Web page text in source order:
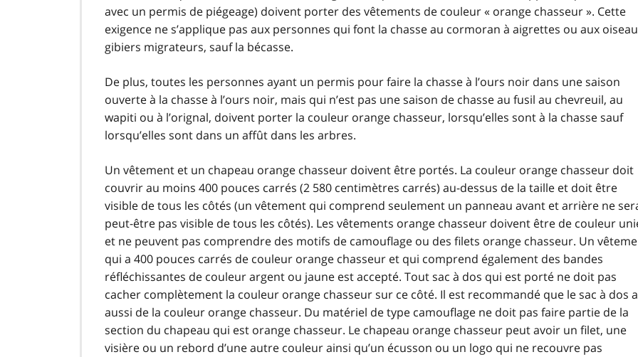
avec un permis de piégeage) doivent porter des vêtements de couleur « orange chasseur ». Cette
exigence ne s’applique pas aux personnes qui font la chasse au cormoran à aigrettes ou aux
gibiers migrateurs, sauf la bécasse.
De plus, toutes les personnes ayant un permis pour faire la chasse à l’ours noir dans une saison
ouverte à la chasse à l’ours noir, mais qui n’est pas une saison de chasse au fusil au chevreuil, au
wapiti ou à l’orignal, doivent porter la couleur orange chasseur, lorsqu’elles sont à la chasse sauf
lorsqu’elles sont dans un affût dans les arbres.
Un vêtement et un chapeau orange chasseur doivent être portés. La couleur orange chasseur doit
couvrir au moins 400 pouces carrés (2 580 centimètres carrés) au-dessus de la taille et doit être
visible de tous les côtés (un vêtement qui comprend seulement un panneau avant et arrière ne
peut-être pas visible de tous les côtés). Les vêtements orange chasseur doivent être de couleur
et ne peuvent pas comprendre des motifs de camouflage ou des filets orange chasseur. Un
qui a 400 pouces carrés de couleur orange chasseur et qui comprend également des bandes
réfléchissantes de couleur argent ou jaune est accepté. Tout sac à dos qui est porté ne doit pas
cacher complètement la couleur orange chasseur sur ce côté. Il est recommandé que le sac à dos
aussi de la couleur orange chasseur. Du matériel de type camouflage ne doit pas faire partie de la
section du chapeau qui est orange chasseur. Le chapeau orange chasseur peut avoir un filet, une
visière ou un rebord d’une autre couleur ainsi qu’un écusson ou un logo qui ne recouvre pas